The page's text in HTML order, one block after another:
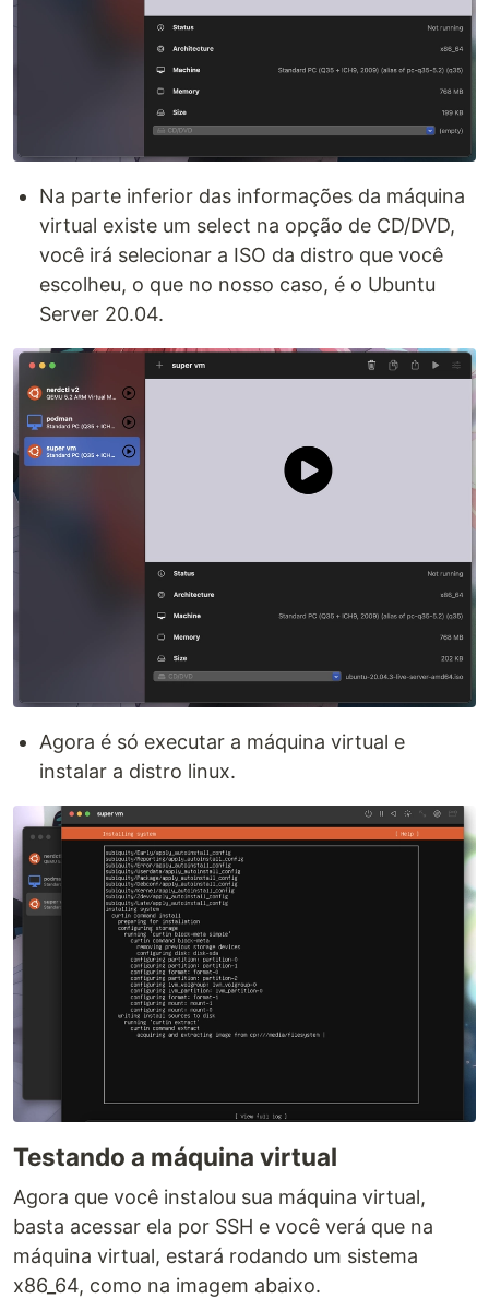
Na parte inferior das informações da máquina
virtual existe um select na opção de CD/DVD,
você irá selecionar a ISO da distro que você
escolheu, o que no nosso caso, é o Ubuntu
Server 20.04.
Agora é só executar a máquina virtual e
instalar a distro linux.
Testando a máquina virtual
Agora que você instalou sua máquina virtual,
basta acessar ela por SSH e você verá que na
máquina virtual, estará rodando um sistema
x86_64, como na imagem abaixo.